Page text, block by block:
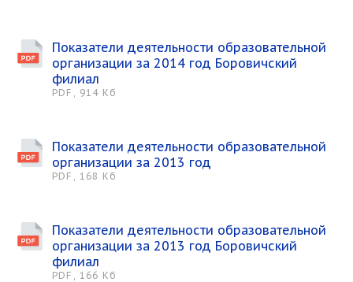
Показатели деятельности образовательной
организации за 2014 год Боровичский
филиал
PDF, 914 Кб
Показатели деятельности образовательной
организации за 2013 год
PDF, 168 Кб
Показатели деятельности образовательной
организации за 2013 год Боровичский
филиал
PDF, 166 Кб